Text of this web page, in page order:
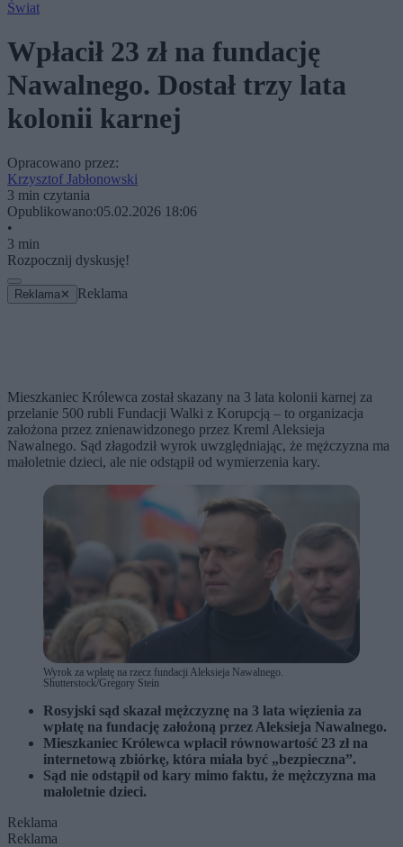
Świat
Wpłacił 23 zł na fundację
Nawalnego. Dostał trzy lata
kolonii karnej
Opracowano przez:
Krzysztof Jabłonowski
3 min czytania
Opublikowano:05.02.2026 18:06
•
3 min
Rozpocznij dyskusję!
Reklama ✕ Reklama
Mieszkaniec Królewca został skazany na 3 lata kolonii karnej za
przelanie 500 rubli Fundacji Walki z Korupcją – to organizacja
założona przez znienawidzonego przez Kreml Aleksieja
Nawalnego. Sąd złagodził wyrok uwzględniając, że mężczyzna ma
małoletnie dzieci, ale nie odstąpił od wymierzenia kary.
Wyrok za wpłatę na rzecz fundacji Aleksieja Nawalnego.
Shutterstock/Gregory Stein
Rosyjski sąd skazał mężczyznę na 3 lata więzienia za
wpłatę na fundację założoną przez Aleksieja Nawalnego.
Mieszkaniec Królewca wpłacił równowartość 23 zł na
internetową zbiórkę, która miała być „bezpieczna”.
Sąd nie odstąpił od kary mimo faktu, że mężczyzna ma
małoletnie dzieci.
Reklama
Reklama